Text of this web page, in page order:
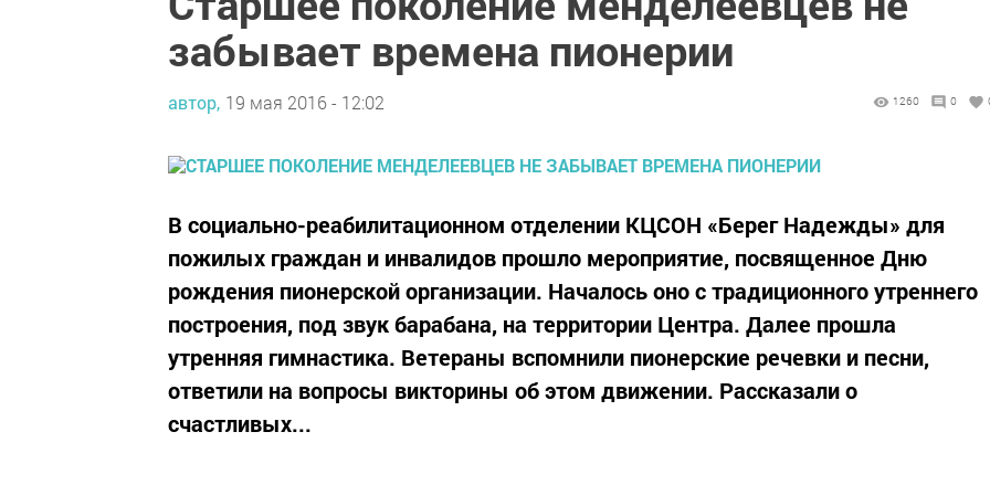
забывает времена пионерии
автор, 19 мая 2016 - 12:02 1260 0
В социально-реабилитационном отделении КЦСОН «Берег Надежды» для
пожилых граждан и инвалидов прошло мероприятие, посвященное Дню
рождения пионерской организации. Началось оно с традиционного утреннего
построения, под звук барабана, на территории Центра. Далее прошла
утренняя гимнастика. Ветераны вспомнили пионерские речевки и песни,
ответили на вопросы викторины об этом движении. Рассказали о
счастливых...